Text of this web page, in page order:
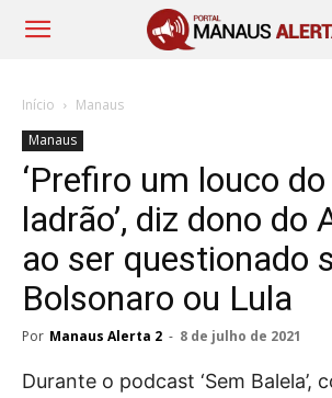
Início
Manaus
Manaus
‘Prefiro um louco
ladrão’, diz dono do
ao ser questionado
Bolsonaro ou Lula
Por Manaus Alerta 2 - 8 de julho de 2021
Durante o podcast ‘Sem Balela’,